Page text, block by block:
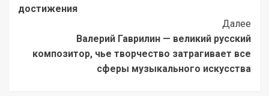
достижения
Далее
Валерий Гаврилин — великий русский
композитор, чье творчество затрагивает все
сферы музыкального искусства